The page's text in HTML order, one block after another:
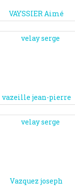
VAYSSIER Aimé
vazeille jean-pierre
Vazquez joseph